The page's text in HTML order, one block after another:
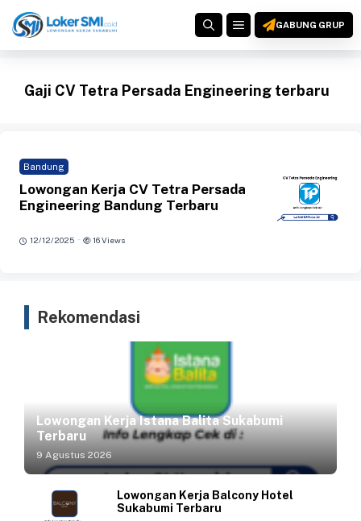
ke
MENUGABUNG GRUP
Gaji CV Tetra Persada Engineering terbaru
Bandung
Lowongan Kerja CV Tetra Persada
Engineering Bandung Terbaru
12/12/2025 · 16 Views
Rekomendasi
Lowongan Kerja Istana Balita Sukabumi
Terbaru
9 Agustus 2026
Lowongan Kerja Balcony Hotel
Sukabumi Terbaru